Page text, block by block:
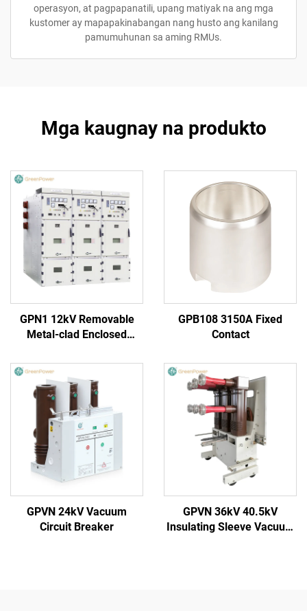
operasyon, at pagpapanatili, upang matiyak na ang mga
kustomer ay mapapakinabangan nang husto ang kanilang
pamumuhunan sa aming RMUs.
Mga kaugnay na produkto
GPN1 12kV Removable
Metal-clad Enclosed
GPB108 3150A Fixed
Contact
GPVN 24kV Vacuum
Circuit Breaker
GPVN 36kV 40.5kV
Insulating Sleeve Vacuum